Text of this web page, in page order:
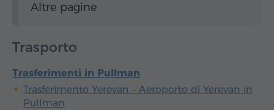
Altre pagine
Trasporto
Trasferimenti in Pullman
Trasferimento Yerevan – Aeroporto di Yerevan in
Pullman